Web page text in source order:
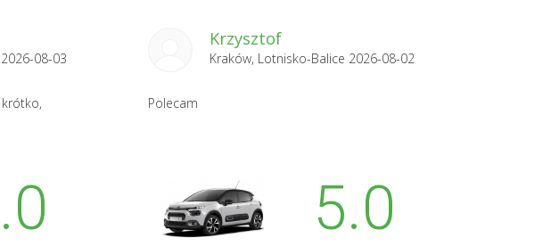
08-03
Krzysztof
Kraków, Lotnisko-Balice 2026-08-02
Polecam
5.0